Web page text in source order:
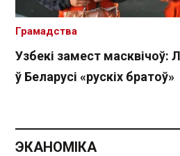
Узбекі замест масквічоў:
ў Беларусі «рускіх братоў»
Грамадства
ЭКАНОМІКА